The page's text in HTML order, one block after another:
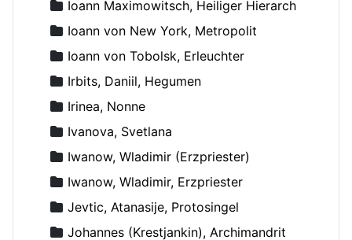
Ioann Maximowitsch, Heiliger Hierarch
Ioann von New York, Metropolit
Ioann von Tobolsk, Erleuchter
Irbits, Daniil, Hegumen
Irinea, Nonne
Ivanova, Svetlana
Iwanow, Wladimir (Erzpriester)
Iwanow, Wladimir, Erzpriester
Jevtic, Atanasije, Protosingel
Johannes (Krestjankin), Archimandrit